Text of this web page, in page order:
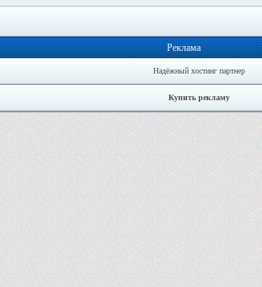
Реклама
Надёжный хостинг партнер
Купить рекламу